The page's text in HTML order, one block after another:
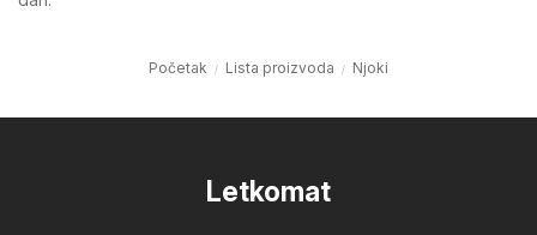
Početak Lista proizvoda Njoki
Letkomat